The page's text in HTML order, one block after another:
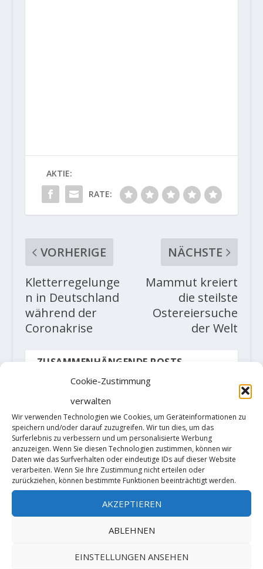
Cookie-Zustimmung
verwalten
Wir verwenden Technologien wie Cookies, um Geräteinformationen zu
speichern und/oder darauf zuzugreifen. Wir tun dies, um das
Surferlebnis zu verbessern und um personalisierte Werbung
anzuzeigen. Wenn Sie diesen Technologien zustimmen, können wir
Daten wie das Surfverhalten oder eindeutige IDs auf dieser Website
verarbeiten. Wenn Sie Ihre Zustimmung nicht erteilen oder
zurückziehen, können bestimmte Funktionen beeinträchtigt werden.
AKZEPTIEREN
ABLEHNEN
EINSTELLUNGEN ANSEHEN
AKTIE:
RATE:
VORHERIGE
Kletterregelunge
n in Deutschland
während der
Coronakrise
NÄCHSTE
Mammut kreiert
die steilste
Ostereiersuche
der Welt
ZUSAMMENHÄNGENDE POSTS
Mich Kemeter klettert
Monaten